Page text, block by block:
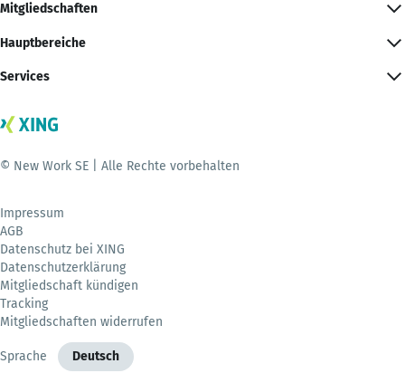
Mitgliedschaften
Hauptbereiche
Services
© New Work SE | Alle Rechte vorbehalten
Impressum
AGB
Datenschutz bei XING
Datenschutzerklärung
Mitgliedschaft kündigen
Tracking
Mitgliedschaften widerrufen
Sprache Deutsch